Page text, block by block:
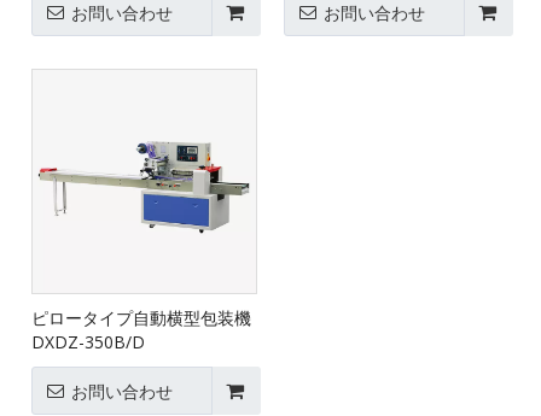
お問い合わせ お問い合わせ
ピロータイプ自動横型包装機
DXDZ-350B/D
お問い合わせ